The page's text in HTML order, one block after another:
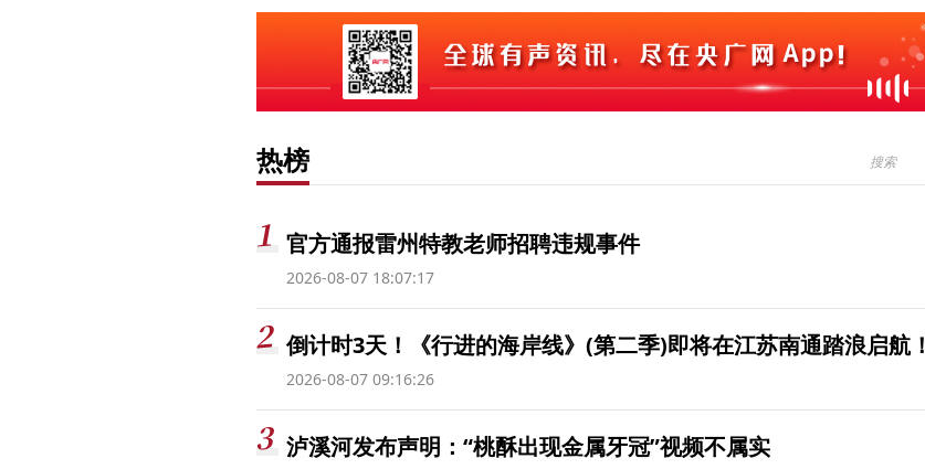
热榜
官方通报雷州特教老师招聘违规事件
2026-08-07 18:07:17
倒计时3天！《行进的海岸线》(第二季)即将在江苏南通踏浪启航！
2026-08-07 09:16:26
泸溪河发布声明：“桃酥出现金属牙冠”视频不属实